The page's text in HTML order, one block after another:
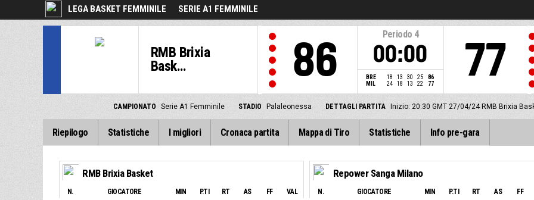
LEGA BASKET FEMMINILE SERIE A1 FEMMINILE
RMB Brixia
Bask...
86
Periodo 4
00:00
BRE 18 13 30 25
86
MIL
24 18 13 22 77 77
CAMPIONATO Serie A1 Femminile STADIO Palaleonessa DETTAGLI PARTITA Inizio: 20:30 GMT 27/04/24 RMB Brixia
Riepilogo Statistiche I migliori Cronaca partita Mappa di Tiro Statistiche Info pre-gara
RMB Brixia Basket
N. GIOCATORE MIN P.TI RT AS FF VAL
Repower Sanga Milano
N. GIOCATORE MIN P.TI RT AS FF